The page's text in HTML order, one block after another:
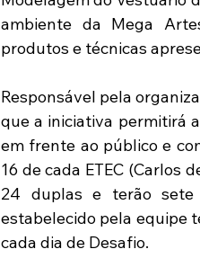
ambiente da Mega
produtos e técnicas
Responsável pela
que a iniciativa permitirá
em frente ao público e
16 de cada ETEC (Carlos
24 duplas e terão sete
estabelecido pela equipe
cada dia de Desafio.